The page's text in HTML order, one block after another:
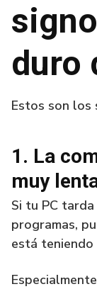
duro
Estos son los
1. La
muy
Si tu PC
programas,
está